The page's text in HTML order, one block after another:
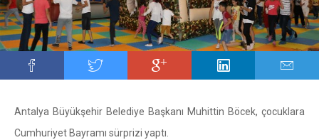
Antalya Büyükşehir Belediye Başkanı Muhittin Böcek, çocuklara
Cumhuriyet Bayramı sürprizi yaptı.